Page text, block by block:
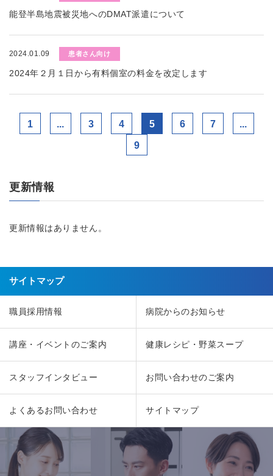
能登半島地震被災地へのDMAT派遣について
2024.01.09 患者さん向け
2024年２月１日から有料個室の料金を改定します
1 ... 3 4 5 6 7 ...
9
更新情報
更新情報はありません。
サイトマップ
職員採用情報 病院からのお知らせ
講座・イベントのご案内 健康レシピ・野菜スープ
スタッフインタビュー お問い合わせのご案内
よくあるお問い合わせ サイトマップ